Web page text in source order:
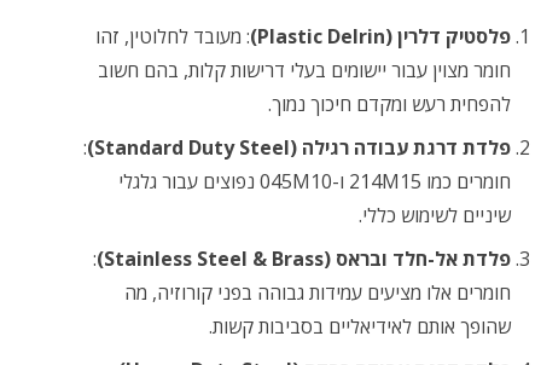
פלסטיק דלרין (Plastic Delrin)
: מעובד לחלוטין, זהו
חומר מצוין עבור יישומים בעלי דרישות קלות, בהם חשוב
להפחית רעש ומקדם חיכוך נמוך.
פלדת דרגת עבודה רגילה (Standard Duty Steel)
:
חומרים כמו 214M15 ו-045M10 נפוצים עבור גלגלי
שיניים לשימוש כללי.
פלדת אל-חלד ובראס (Stainless Steel & Brass)
:
חומרים אלו מציעים עמידות גבוהה בפני קורוזיה, מה
שהופך אותם לאידיאליים בסביבות קשות.